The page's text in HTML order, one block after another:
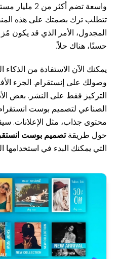
واسعة تضم
تتطلب ترك بصمتك على هذه
المجدول، الأمر الذي قد يكون
حسنًا، هناك حلاً.
يمكنك الآن الاستفادة من
وصولك على إنستقرام. الجزء
التركيز فقط على النشر. بعض
الصناعي لتصميم بوست
محتوى جذاب، مثل الإعلانات.
حول طريقةتصميم بوست
التي يمكنك البدء في استخدامها